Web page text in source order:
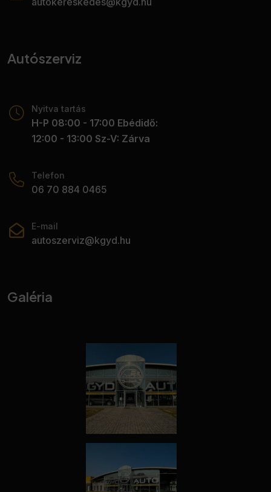
Autószerviz
Nyitva tartás
H-P 08:00 - 17:00 Ebédidő:
12:00 - 13:00 Sz-V: Zárva
Telefon
06 70 884 0465
E-mail
autoszerviz@kgyd.hu
Galéria